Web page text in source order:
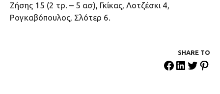
Ζήσης 15 (2 τρ. – 5 ασ), Γκίκας, Λοτζέσκι 4,
Ρογκαβόπουλος, Σλότερ 6.
SHARE ΤΟ